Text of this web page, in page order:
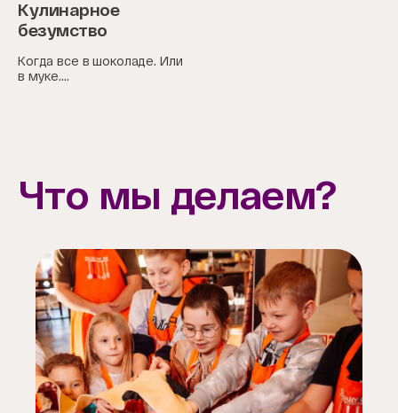
Кулинарное
безумство
Когда все в шоколаде. Или
в муке....
Что мы делаем?